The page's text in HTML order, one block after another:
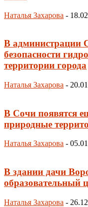
Наталья Захарова -
В администрации
безопасности
территории города
Наталья Захарова -
В Сочи появятся
природные
Наталья Захарова -
В здании дачи
образовательный
Наталья Захарова -